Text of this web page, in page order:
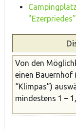
Campingplatz
"Ezerpriedes"
Von den
einen Bauernhof
“Klimpas”)
mindestens 1 –